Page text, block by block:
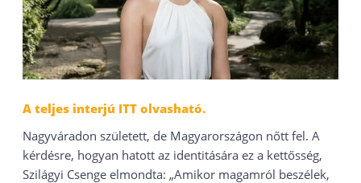
A teljes interjú ITT olvasható.
Nagyváradon született, de Magyarországon nőtt fel. A
kérdésre, hogyan hatott az identitására ez a kettősség,
Szilágyi Csenge elmondta: „Amikor magamról beszélek,